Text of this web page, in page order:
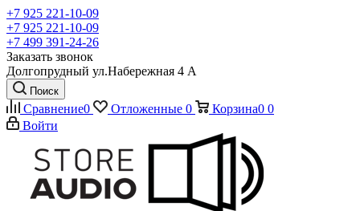
+7 925 221-10-09
+7 925 221-10-09
+7 499 391-24-26
Заказать звонок
Долгопрудный ул.Набережная 4 А
Поиск
Сравнение0 Отложенные 0 Корзина0 0
Войти